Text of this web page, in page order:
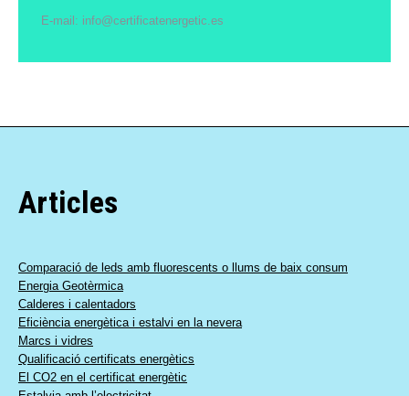
E-mail: info@certificatenergetic.es
Articles
Comparació de leds amb fluorescents o llums de baix consum
Energia Geotèrmica
Calderes i calentadors
Eficiència energètica i estalvi en la nevera
Marcs i vidres
Qualificació certificats energètics
El CO2 en el certificat energètic